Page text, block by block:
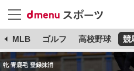
MLB ゴルフ 高校野球 競
牝 青鹿毛 登録抹消